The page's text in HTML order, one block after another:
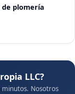
de plomería
LLC?
minutos. Nosotros